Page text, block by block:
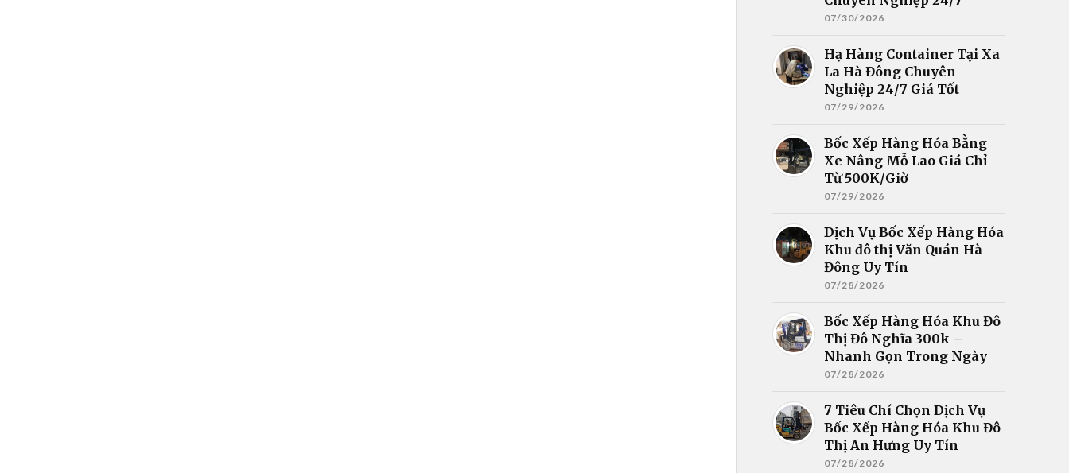
07/30/2026
Hạ Hàng Container Tại Xa
La Hà Đông Chuyên
Nghiệp 24/7 Giá Tốt
07/29/2026
Bốc Xếp Hàng Hóa Bằng
Xe Nâng Mỗ Lao Giá Chỉ
Từ 500K/Giờ
07/29/2026
Dịch Vụ Bốc Xếp Hàng Hóa
Khu đô thị Văn Quán Hà
Đông Uy Tín
07/28/2026
Bốc Xếp Hàng Hóa Khu Đô
Thị Đô Nghĩa 300k –
Nhanh Gọn Trong Ngày
07/28/2026
7 Tiêu Chí Chọn Dịch Vụ
Bốc Xếp Hàng Hóa Khu Đô
Thị An Hưng Uy Tín
07/28/2026